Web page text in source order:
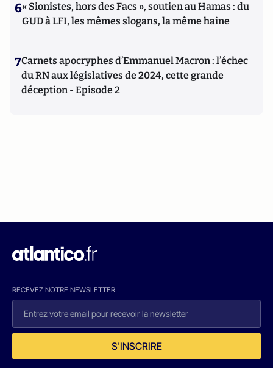
6« Sionistes, hors des Facs », soutien au Hamas : du
GUD à LFI, les mêmes slogans, la même haine
7Carnets apocryphes d’Emmanuel Macron : l’échec
du RN aux législatives de 2024, cette grande
déception - Episode 2
RECEVEZ NOTRE NEWSLETTER
S'INSCRIRE